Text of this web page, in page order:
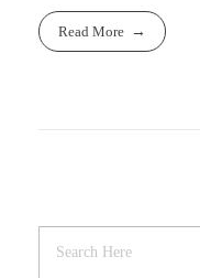
Read More